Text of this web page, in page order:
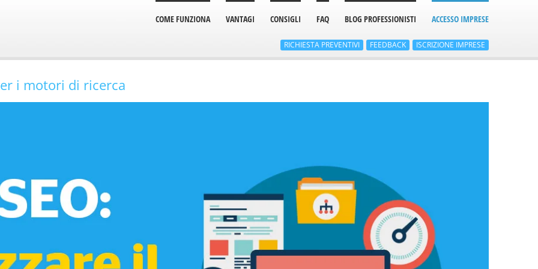
COME FUNZIONA VANTAGI CONSIGLI FAQ BLOG PROFESSIONISTI ACCESSO IMPRESE
RICHIESTA PREVENTIVI FEEDBACK ISCRIZIONE IMPRESE
i motori di ricerca